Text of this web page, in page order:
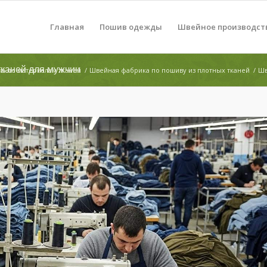
Главная Пошив одежды Швейное
для мужчин
по материалам тканей / Швейная фабрика по пошиву из плотных тканей /